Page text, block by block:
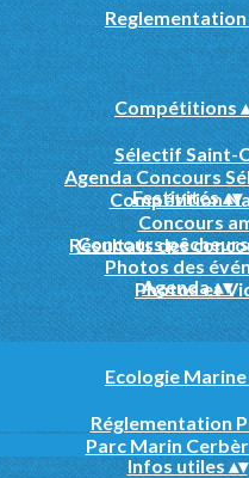
Reglementation
Compétitions▴
Sélectif Saint-
Agenda Concours
Compétition
Concours
Résultats des
Festivités▴▾
Concours
Photos des
Photos et
Agenda▴▾
Ecologie Marine
Réglementation
Parc Marin
Infos utiles▴▾